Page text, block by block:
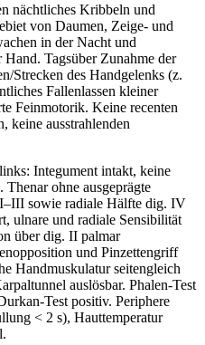
nächtliches Kribbeln und
von Daumen, Zeige- und
in der Nacht und
Tagsüber Zunahme der
Strecken des Handgelenks (z.
Fallenlassen kleiner
Feinmotorik. Keine recenten
keine ausstrahlenden
Integument intakt, keine
ohne ausgeprägte
sowie radiale Hälfte dig. IV
ulnare und radiale Sensibilität
über dig. II palmar
und Pinzettengriff
Handmuskulatur seitengleich
auslösbar. Phalen-Test
Test positiv. Periphere
< 2 s), Hauttemperatur